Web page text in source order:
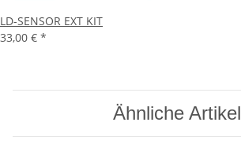
LD-SENSOR EXT KIT
33,00 € *
Ähnliche Artikel